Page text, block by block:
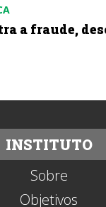
INSTITUTO
Sobre
Objetivos